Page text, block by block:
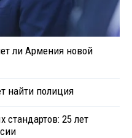
ли Армения новой
найти полиция
стандартов: 25 лет